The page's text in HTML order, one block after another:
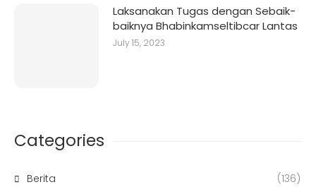
Laksanakan Tugas dengan Sebaik-
baiknya Bhabinkamseltibcar Lantas
July 15, 2023
Categories
Berita (136)